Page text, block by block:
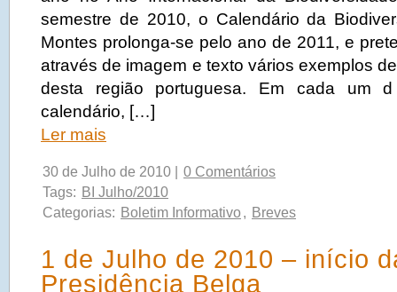
semestre de 2010, o Calendário da
Montes prolonga-se pelo ano de 2011, e
através de imagem e texto vários exemplos
desta região portuguesa. Em cada um
calendário, […]
Ler mais
30 de Julho de 2010 |
0 Comentários
Tags: BI Julho/2010
Categorias: Boletim Informativo, Breves
1 de Julho de 2010 – início
Presidência Belga